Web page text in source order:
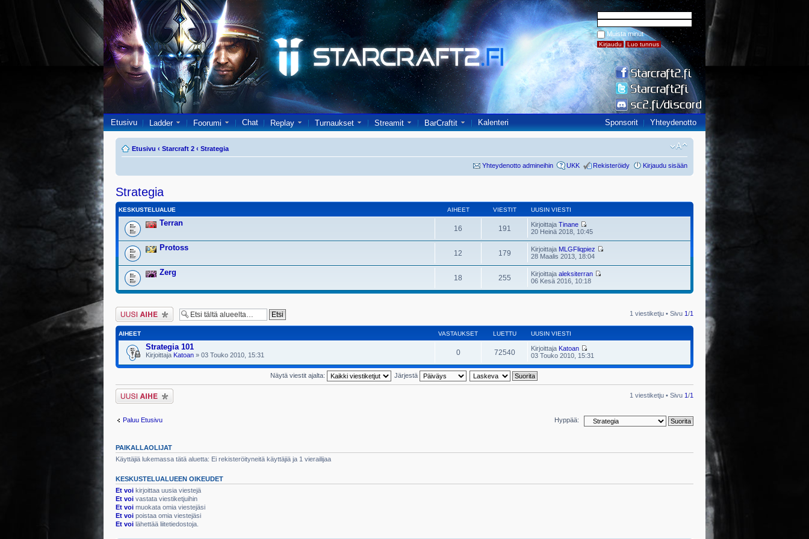
Muista minut
Etusivu Ladder Foorumi Chat Replay Turnaukset Streamit BarCraftit Kalenteri Sponsorit Yhteydenotto
Etusivu ‹ Starcraft 2 ‹ Strategia
Yhteydenotto admineihin UKK Rekisteröidy Kirjaudu sisään
Strategia
KESKUSTELUALUE AIHEET VIESTIT UUSIN VIESTI
Terran
16 191 Kirjoittaja Tinane
20 Heinä 2018, 10:45
Protoss
12 179 Kirjoittaja MLGFliqpiez
28 Maalis 2013, 18:04
Zerg
18 255 Kirjoittaja aleksiterran
06 Kesä 2016, 10:18
Lähetä uusi viesti 1 viestiketju • Sivu 1/1
AIHEET VASTAUKSET LUETTU UUSIN VIESTI
Strategia 101
Kirjoittaja Katoan » 03 Touko 2010, 15:31 0 72540 Kirjoittaja Katoan
03 Touko 2010, 15:31
Näytä viestit ajalta: Järjestä
Lähetä uusi viesti 1 viestiketju • Sivu 1/1
Paluu Etusivu Hyppää:
PAIKALLAOLIJAT
Käyttäjiä lukemassa tätä aluetta: Ei rekisteröityneitä käyttäjiä ja 1 vierailijaa
KESKUSTELUALUEEN OIKEUDET
Et voi kirjoittaa uusia viestejä
Et voi vastata viestiketjuihin
Et voi muokata omia viestejäsi
Et voi poistaa omia viestejäsi
Et voi lähettää liitetiedostoja.